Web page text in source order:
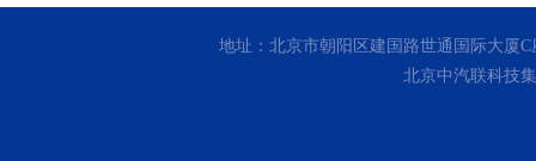
地址：北京市朝阳区建国路世通国际大厦C
北京中汽联科技